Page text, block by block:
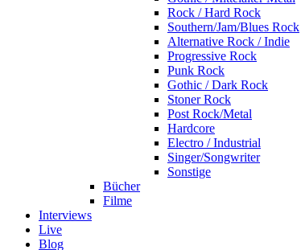
Rock / Hard Rock
Southern/Jam/Blues Rock
Alternative Rock / Indie
Progressive Rock
Punk Rock
Gothic / Dark Rock
Stoner Rock
Post Rock/Metal
Hardcore
Electro / Industrial
Singer/Songwriter
Sonstige
Bücher
Filme
Interviews
Live
Blog